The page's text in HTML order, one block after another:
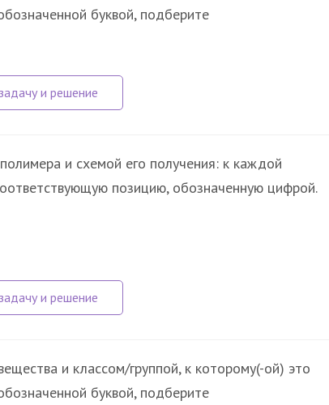
буквой, подберите
и схемой его получения: к каждой
позицию, обозначенную цифрой.
и классом/группой, к которому(-ой) это
буквой, подберите